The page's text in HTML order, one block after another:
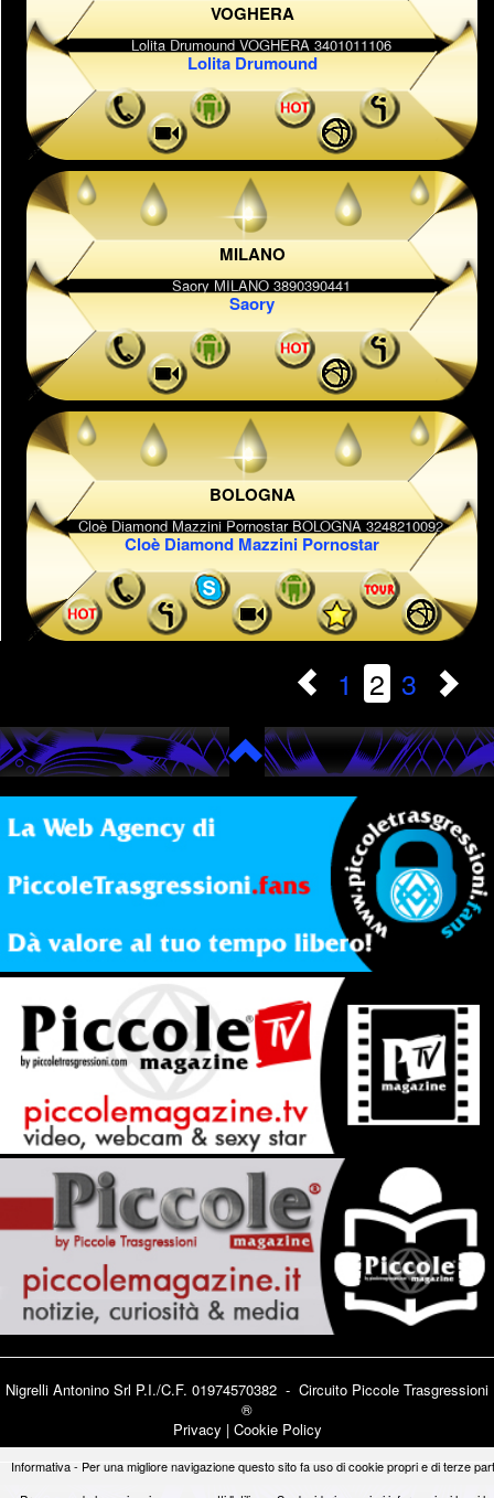
VOGHERA
Lolita Drumound
MILANO
Saory
BOLOGNA
Cloè Diamond Mazzini Pornostar
1 2 3
Nigrelli Antonino Srl P.I./C.F. 01974570382 - Circuito Piccole Trasgressioni
®
Privacy | Cookie Policy
Informativa - Per una migliore navigazione questo sito fa uso di cookie propri e di terze